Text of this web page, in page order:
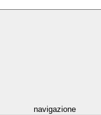
navigazione